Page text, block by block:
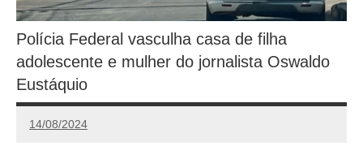
Polícia Federal vasculha casa de filha
adolescente e mulher do jornalista Oswaldo
Eustáquio
14/08/2024
Redação